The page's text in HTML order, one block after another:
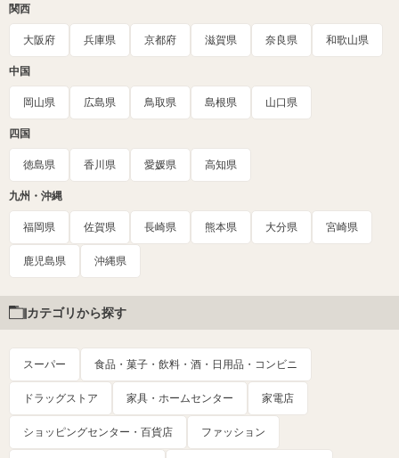
関西
大阪府 兵庫県 京都府 滋賀県 奈良県 和歌山県
中国
岡山県 広島県 鳥取県 島根県 山口県
四国
徳島県 香川県 愛媛県 高知県
九州・沖縄
福岡県 佐賀県 長崎県 熊本県 大分県 宮崎県
鹿児島県 沖縄県
カテゴリから探す
スーパー 食品・菓子・飲料・酒・日用品・コンビニ
ドラッグストア 家具・ホームセンター 家電店
ショッピングセンター・百貨店 ファッション